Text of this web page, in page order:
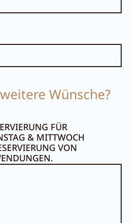
Wünsche?
FÜR
& MITTWOCH
VON